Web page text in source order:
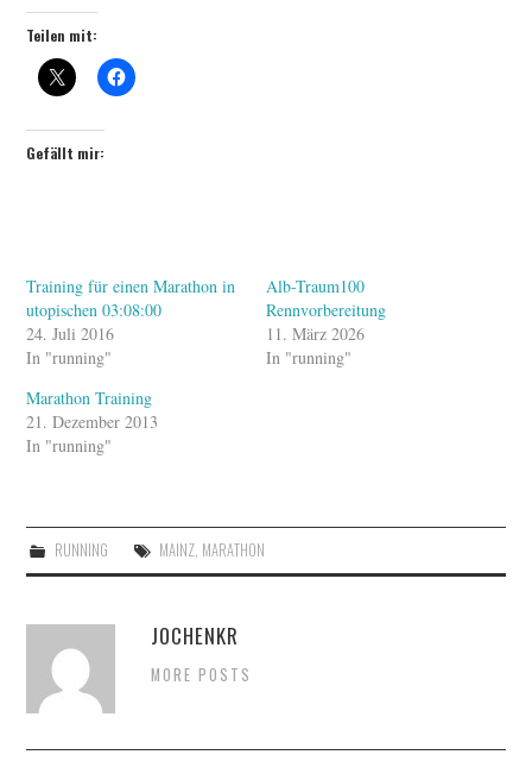
Teilen mit:
Gefällt mir:
Training für einen Marathon in
utopischen 03:08:00
24. Juli 2016
In "running"
Alb-Traum100
Rennvorbereitung
11. März 2026
In "running"
Marathon Training
21. Dezember 2013
In "running"
RUNNING MAINZ, MARATHON
JOCHENKR
MORE POSTS